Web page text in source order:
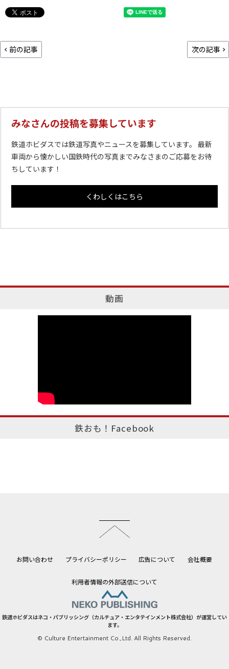
前の記事 次の記事
みなさんの投稿を募集しています
鉄道ホビダスでは鉄道写真やニュースを募集しています。 最新
車両から懐かしい国鉄時代の写真までみなさまのご応募をお待
ちしています！
くわしくはこちら
動画
鉄おも！Facebook
お問い合わせ プライバシーポリシー 広告について 会社概要
利用者情報の外部送信について
鉄道ホビダスはネコ・パブリッシング（カルチュア・エンタテインメント株式会社）が運営してい
ます。
© Culture Entertainment Co.,Ltd. All Rights Reserved.